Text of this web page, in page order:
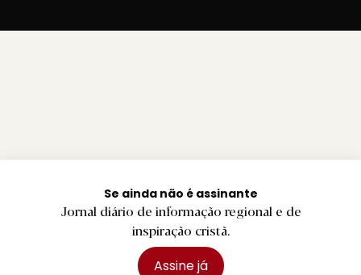
Se ainda não é assinante
Jornal diário de informação regional e de
inspiração cristã.
Assine já